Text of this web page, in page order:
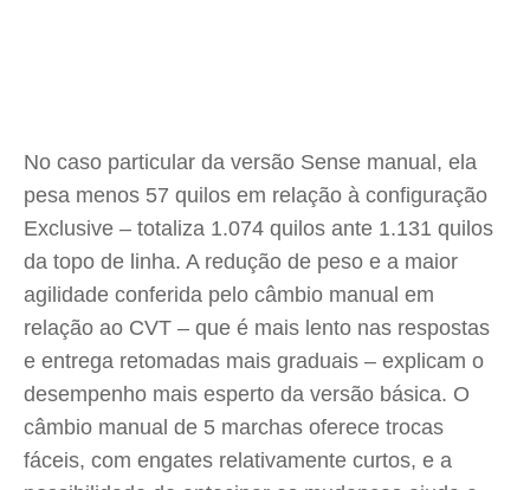
No caso particular da versão Sense manual, ela
pesa menos 57 quilos em relação à configuração
Exclusive – totaliza 1.074 quilos ante 1.131 quilos
da topo de linha. A redução de peso e a maior
agilidade conferida pelo câmbio manual em
relação ao CVT – que é mais lento nas respostas
e entrega retomadas mais graduais – explicam o
desempenho mais esperto da versão básica. O
câmbio manual de 5 marchas oferece trocas
fáceis, com engates relativamente curtos, e a